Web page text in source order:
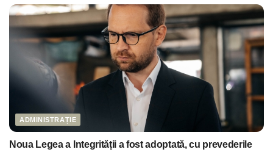
ADMINISTRAȚIE
Noua Legea a Integrității a fost adoptată, cu prevederile